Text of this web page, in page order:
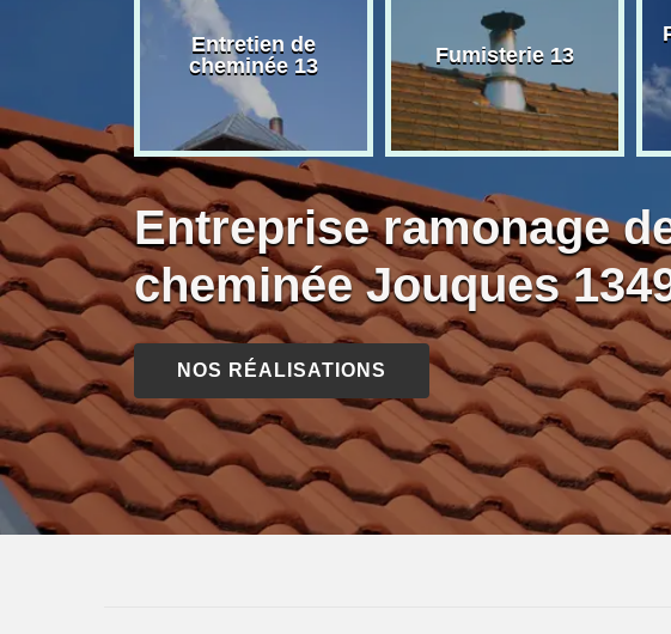
Entretien de
cheminée 13
Fumisterie 13
Entreprise ramonage
cheminée Jouques
NOS RÉALISATIONS